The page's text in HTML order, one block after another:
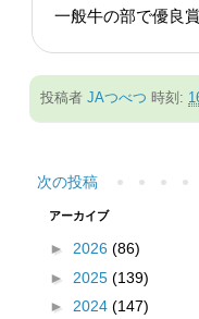
一般牛の部で優良
投稿者 JAつべつ 時刻:
次の投稿
アーカイブ
► 2026 (86)
► 2025 (139)
► 2024 (147)